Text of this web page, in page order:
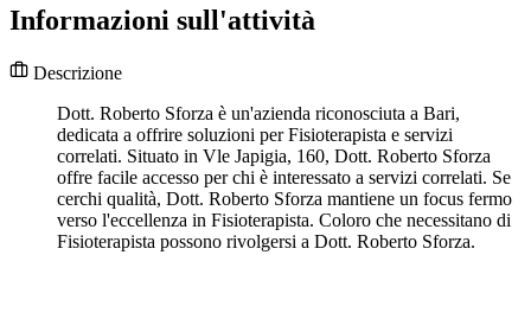
Informazioni sull'attività
Descrizione
Dott. Roberto Sforza è un'azienda riconosciuta a Bari,
dedicata a offrire soluzioni per Fisioterapista e servizi
correlati. Situato in Vle Japigia, 160, Dott. Roberto Sforza
offre facile accesso per chi è interessato a servizi correlati. Se
cerchi qualità, Dott. Roberto Sforza mantiene un focus fermo
verso l'eccellenza in Fisioterapista. Coloro che necessitano di
Fisioterapista possono rivolgersi a Dott. Roberto Sforza.